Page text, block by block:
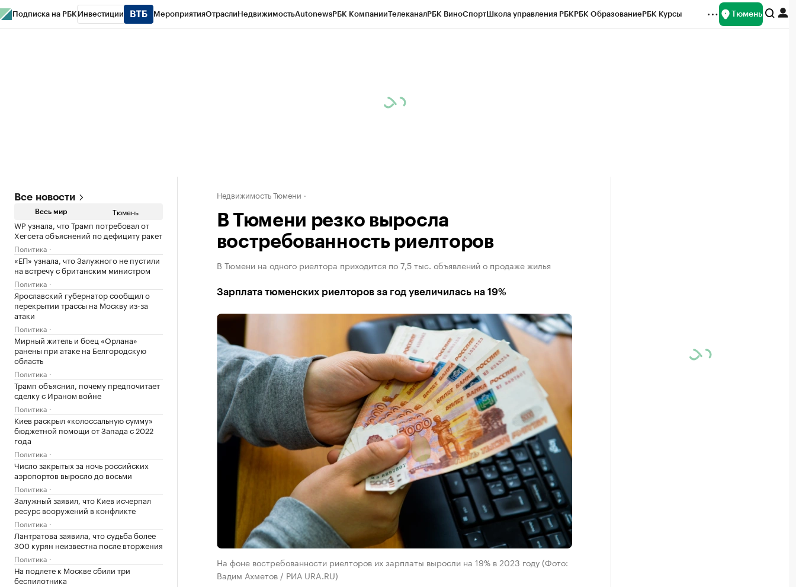
Подписка на РБК Инвестиции МероприятияОтраслиНедвижимостьAutonewsРБК КомпанииТелеканалРБК ВиноСпортШкола управления РБКРБК ОбразованиеРБК Курсы Тюмень
Все новости
Весь мир Тюмень
WP узнала, что Трамп потребовал от
Хегсета объяснений по дефициту ракет
Политика
«ЕП» узнала, что Залужного не пустили
на встречу с британским министром
Политика
Ярославский губернатор сообщил о
перекрытии трассы на Москву из-за
атаки
Политика
Мирный житель и боец «Орлана»
ранены при атаке на Белгородскую
область
Политика
Трамп объяснил, почему предпочитает
сделку с Ираном войне
Политика
Киев раскрыл «колоссальную сумму»
бюджетной помощи от Запада с 2022
года
Политика
Число закрытых за ночь российских
аэропортов выросло до восьми
Политика
Залужный заявил, что Киев исчерпал
ресурс вооружений в конфликте
Политика
Лантратова заявила, что судьба более
300 курян неизвестна после вторжения
Политика
На подлете к Москве сбили три
беспилотника
Недвижимость Тюмени
В Тюмени резко выросла
востребованность риелторов
В Тюмени на одного риелтора приходится по 7,5 тыс. объявлений о продаже жилья
Зарплата тюменских риелторов за год увеличилась на 19%
На фоне востребованности риелторов их зарплаты выросли на 19% в 2023 году (Фото:
Вадим Ахметов / РИА URA.RU)